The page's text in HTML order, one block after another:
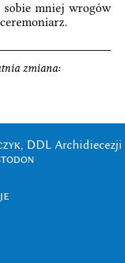
sobie mniej wrogów
zmiana:
, DDL Archidiecezji